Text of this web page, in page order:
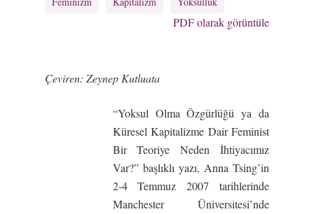
PDF olarak görüntüle
Çeviren: Zeynep Kutluata
“Yoksul Olma Özgürlüğü ya da
Küresel Kapitalizme Dair Feminist
Bir Teoriye Neden İhtiyacımız
Var?” başlıklı yazı, Anna Tsing’in
2-4 Temmuz 2007 tarihlerinde
Manchester Üniversitesi’nde